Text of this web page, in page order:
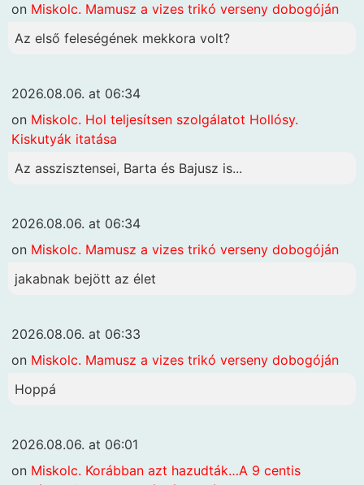
on Miskolc. Mamusz a vizes trikó verseny dobogóján
Az első feleségének mekkora volt?
2026.08.06. at 06:34
on Miskolc. Hol teljesítsen szolgálatot Hollósy.
Kiskutyák itatása
Az asszisztensei, Barta és Bajusz is...
2026.08.06. at 06:34
on Miskolc. Mamusz a vizes trikó verseny dobogóján
jakabnak bejött az élet
2026.08.06. at 06:33
on Miskolc. Mamusz a vizes trikó verseny dobogóján
Hoppá
2026.08.06. at 06:01
on Miskolc. Korábban azt hazudták…A 9 centis